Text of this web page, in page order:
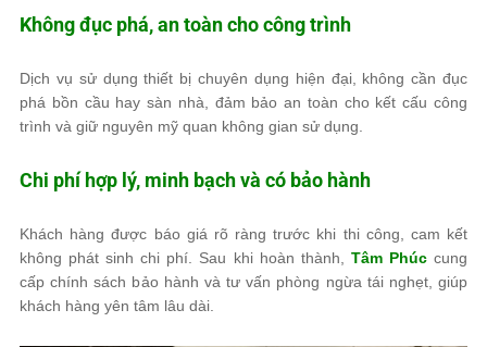
Không đục phá, an toàn cho công trình
Dịch vụ sử dụng thiết bị chuyên dụng hiện đại, không cần đục
phá bồn cầu hay sàn nhà, đảm bảo an toàn cho kết cấu công
trình và giữ nguyên mỹ quan không gian sử dụng.
Chi phí hợp lý, minh bạch và có bảo hành
Khách hàng được báo giá rõ ràng trước khi thi công, cam kết
không phát sinh chi phí. Sau khi hoàn thành, Tâm Phúccung
cấp chính sách bảo hành và tư vấn phòng ngừa tái nghẹt, giúp
khách hàng yên tâm lâu dài.